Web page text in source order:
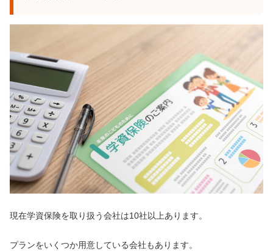
現在学資保険を取り扱う会社は10社以上あります。
プランをいくつか用意している会社もあります。